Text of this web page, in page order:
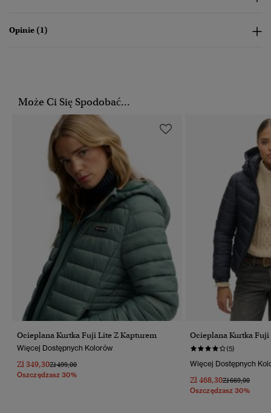
Opinie (1)
Może Ci Się Spodobać...
Ocieplana Kurtka Fuji Lite Z Kapturem
Więcej Dostępnych Kolorów
Zł 349,30Cena Obniżona Od
Zł 499,00Do
Oszczędzasz 30%
Ocieplana Kurtka
(5)
Więcej Dostępnych
Zł 468,30Cena
Zł 669,00Do
Oszczędzasz 30%